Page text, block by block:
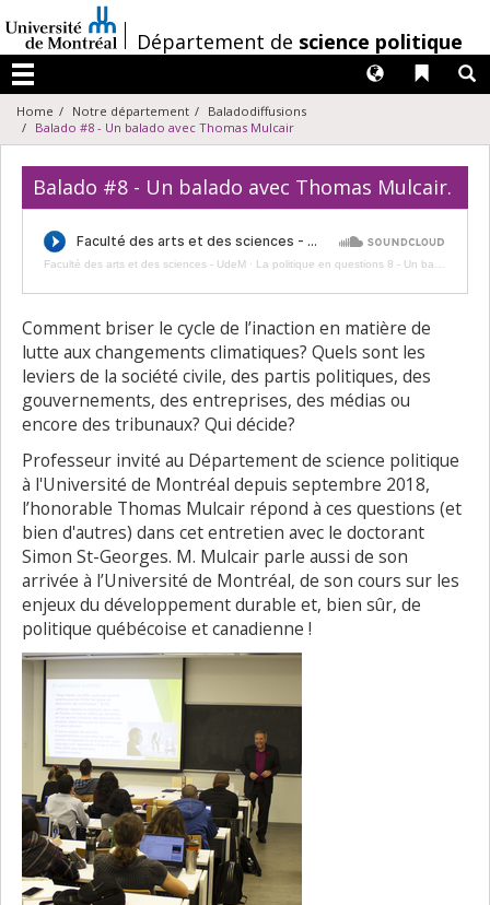
au
contenu
/Département de science politique
Menu
Liens
Langues
Home Notre département
Baladodiffusions
Balado #8 - Un balado avec Thomas Mulcair
Balado #8 - Un balado avec Thomas Mulcair.
Faculté des arts et des sciences - UdeM · La politique en questions 8 - Un balado avec Thomas Mulcair
Comment briser le cycle de l’inaction en matière de
lutte aux changements climatiques? Quels sont les
leviers de la société civile, des partis politiques, des
gouvernements, des entreprises, des médias ou
encore des tribunaux? Qui décide?
Professeur invité au Département de science politique
à l'Université de Montréal depuis septembre 2018,
l’honorable Thomas Mulcair répond à ces questions (et
bien d'autres) dans cet entretien avec le doctorant
Simon St-Georges. M. Mulcair parle aussi de son
arrivée à l’Université de Montréal, de son cours sur les
enjeux du développement durable et, bien sûr, de
politique québécoise et canadienne !